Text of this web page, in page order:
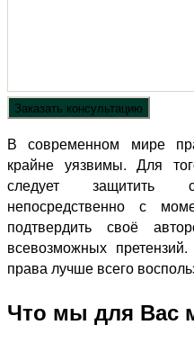
В современном мире
крайне уязвимы. Для
следует защитить
непосредственно с
подтвердить своё
всевозможных
права лучше всего
Что мы для Вас